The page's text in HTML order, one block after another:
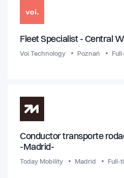
Fleet Specialist - Central
Voi Technology Poznań
Conductor transporte
-Madrid-
Today Mobility Madrid Full-